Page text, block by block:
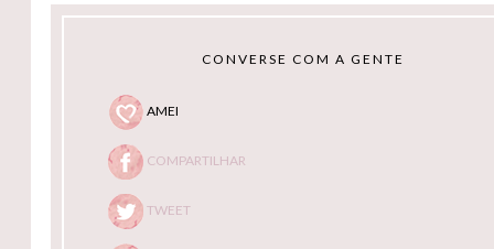
CONVERSE COM A GENTE
AMEI
COMPARTILHAR
TWEET